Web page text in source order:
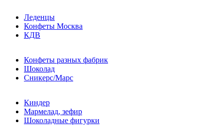
Леденцы
Конфеты Москва
КДВ
Конфеты разных фабрик
Шоколад
Сникерс/Марс
Киндер
Мармелад, зефир
Шоколадные фигурки